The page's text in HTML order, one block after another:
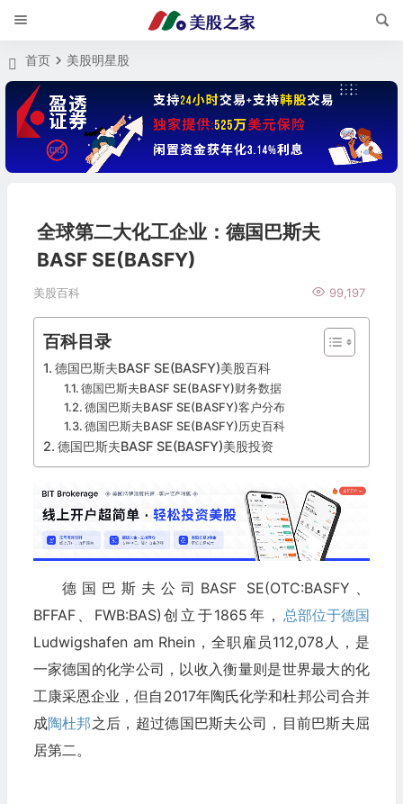
首页 美股明星股
全球第二大化工企业：德国巴斯夫
BASF SE(BASFY)
美股百科 99,197
百科目录
德国巴斯夫BASF SE(BASFY)美股百科
德国巴斯夫BASF SE(BASFY)财务数据
德国巴斯夫BASF SE(BASFY)客户分布
德国巴斯夫BASF SE(BASFY)历史百科
德国巴斯夫BASF SE(BASFY)美股投资
德国巴斯夫公司BASF SE(OTC:BASFY、
BFFAF、FWB:BAS)创立于1865年， 总部位于德国
Ludwigshafen am Rhein，全职雇员112,078人，是
一家德国的化学公司，以收入衡量则是世界最大的化
工康采恩企业，但自2017年陶氏化学和杜邦公司合并
成陶杜邦之后，超过德国巴斯夫公司，目前巴斯夫屈
居第二。